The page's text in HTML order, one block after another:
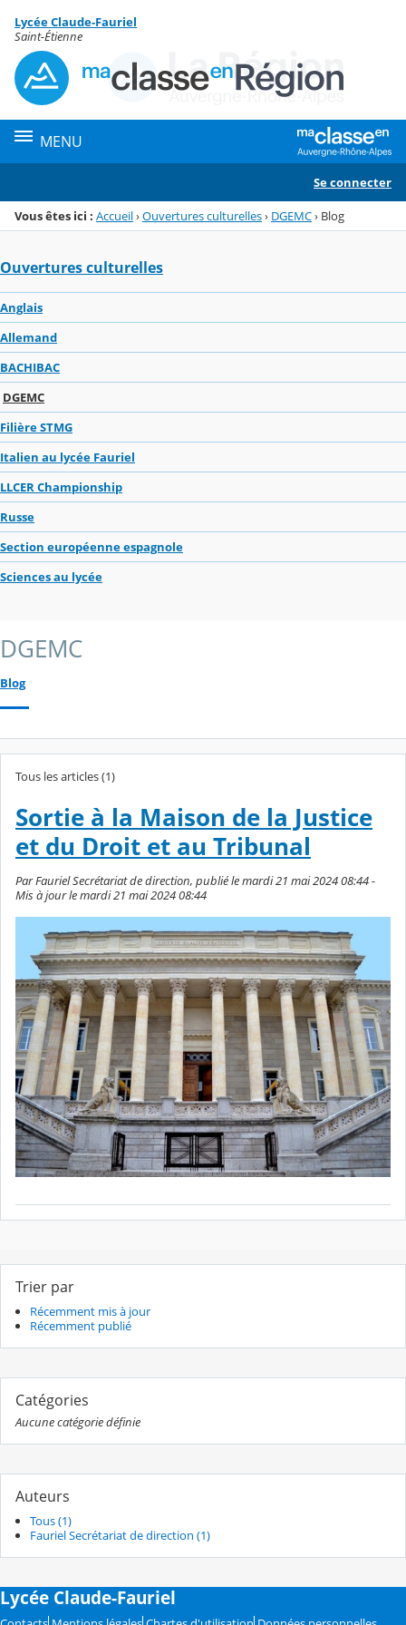
Menu de la rubrique
Contenu
Lycée Claude-Fauriel
Saint-Étienne
MENU
Se connecter
Vous êtes ici : Accueil›Ouvertures culturelles› DGEMC› Blog
Ouvertures culturelles
Anglais
Allemand
BACHIBAC
DGEMC
Filière STMG
Italien au lycée Fauriel
LLCER Championship
Russe
Section européenne espagnole
Sciences au lycée
DGEMC
Blog
Tous les articles (1)
Sortie à la Maison de la Justice
et du Droit et au Tribunal
Par Fauriel Secrétariat de direction, publié le mardi 21 mai 2024 08:44 -
Mis à jour le mardi 21 mai 2024 08:44
Trier par
Récemment mis à jour
Récemment publié
Catégories
Aucune catégorie définie
Auteurs
Tous (1)
Fauriel Secrétariat de direction (1)
Lycée Claude-Fauriel